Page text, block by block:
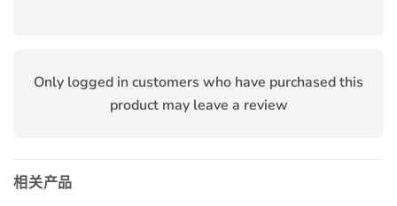
Only logged in customers who have purchased this
product may leave a review
相关产品